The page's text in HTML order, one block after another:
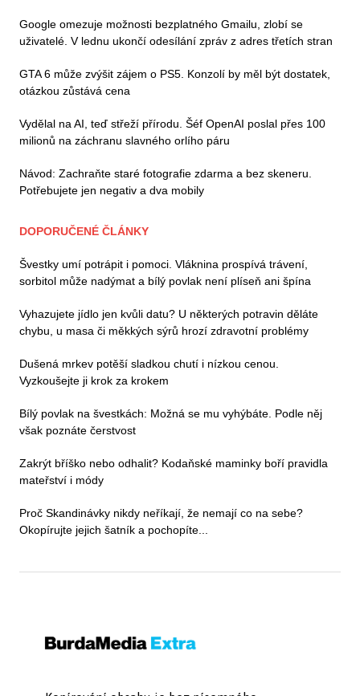
Google omezuje možnosti bezplatného Gmailu, zlobí se
uživatelé. V lednu ukončí odesílání zpráv z adres třetích stran
GTA 6 může zvýšit zájem o PS5. Konzolí by měl být dostatek,
otázkou zůstává cena
Vydělal na AI, teď střeží přírodu. Šéf OpenAI poslal přes 100
milionů na záchranu slavného orlího páru
Návod: Zachraňte staré fotografie zdarma a bez skeneru.
Potřebujete jen negativ a dva mobily
DOPORUČENÉ ČLÁNKY
Švestky umí potrápit i pomoci. Vláknina prospívá trávení,
sorbitol může nadýmat a bílý povlak není plíseň ani špína
Vyhazujete jídlo jen kvůli datu? U některých potravin děláte
chybu, u masa či měkkých sýrů hrozí zdravotní problémy
Dušená mrkev potěší sladkou chutí i nízkou cenou.
Vyzkoušejte ji krok za krokem
Bílý povlak na švestkách: Možná se mu vyhýbáte. Podle něj
však poznáte čerstvost
Zakrýt bříško nebo odhalit? Kodaňské maminky boří pravidla
mateřství i módy
Proč Skandinávky nikdy neříkají, že nemají co na sebe?
Okopírujte jejich šatník a pochopíte...